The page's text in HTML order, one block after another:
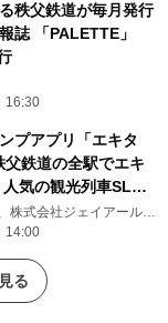
秩父鉄道が毎月発行
誌 「PALETTE」
16:30
プアプリ「エキタ
鉄道の全駅でエキ
気の観光列車SLパ
の車内にも搭載
株式会社ジェイアール東
14:00
る